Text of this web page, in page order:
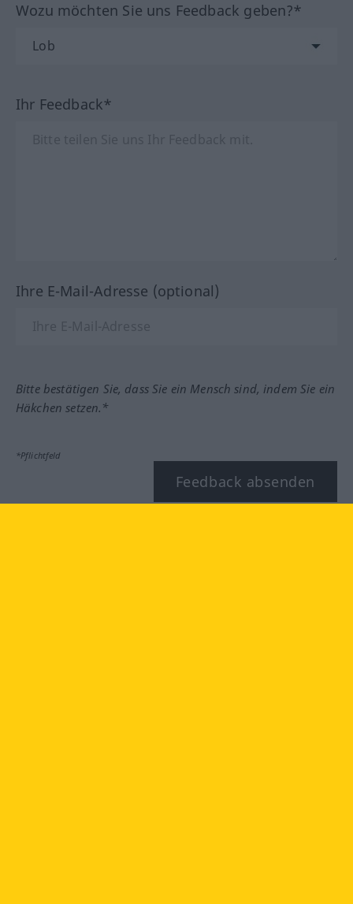
Wozu möchten Sie uns Feedback geben?*
Ihr Feedback*
Ihre E-Mail-Adresse (optional)
Bitte bestätigen Sie, dass Sie ein Mensch sind, indem Sie ein
Häkchen setzen.*
*Pflichtfeld
Feedback absenden